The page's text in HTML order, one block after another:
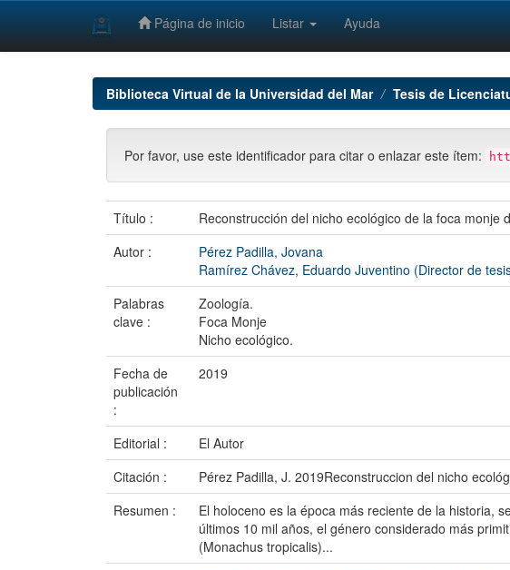
Página de inicio Listar Ayuda
Biblioteca Virtual de la Universidad del Mar Tesis de
Por favor, use este identificador para citar o enlazar este ítem:
Título :
Reconstrucción del nicho ecológico de la foca
Autor :
Pérez Padilla, Jovana
Ramírez Chávez, Eduardo Juventino (Director de
Palabras
clave :
Zoología.
Foca Monje
Nicho ecológico.
Fecha de
publicación
:
2019
Editorial :
El Autor
Citación :
Pérez Padilla, J. 2019Reconstruccion del nicho
Resumen :
El holoceno es la época más reciente de la historia,
últimos 10 mil años, el género considerado más
(Monachus tropicalis)...